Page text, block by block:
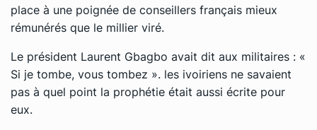
place à une poignée de conseillers français mieux
rémunérés que le millier viré.
Le président Laurent Gbagbo avait dit aux militaires : «
Si je tombe, vous tombez ». les ivoiriens ne savaient
pas à quel point la prophétie était aussi écrite pour
eux.